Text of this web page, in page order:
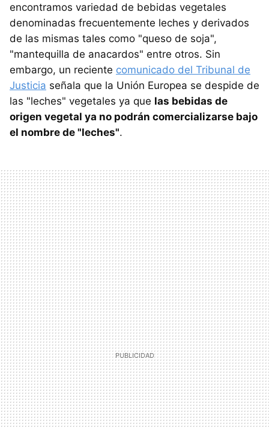
encontramos variedad de bebidas vegetales
denominadas frecuentemente leches y derivados
de las mismas tales como "queso de soja",
"mantequilla de anacardos" entre otros. Sin
embargo, un reciente comunicado del Tribunal de
Justicia señala que la Unión Europea se despide de
las "leches" vegetales ya que las bebidas de
origen vegetal ya no podrán comercializarse bajo
el nombre de "leches".